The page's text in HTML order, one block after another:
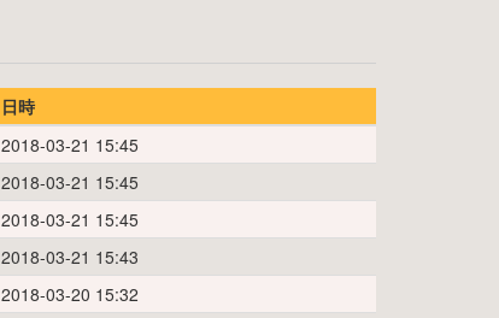
日時
2018-03-21 15:45
2018-03-21 15:45
2018-03-21 15:45
2018-03-21 15:43
2018-03-20 15:32